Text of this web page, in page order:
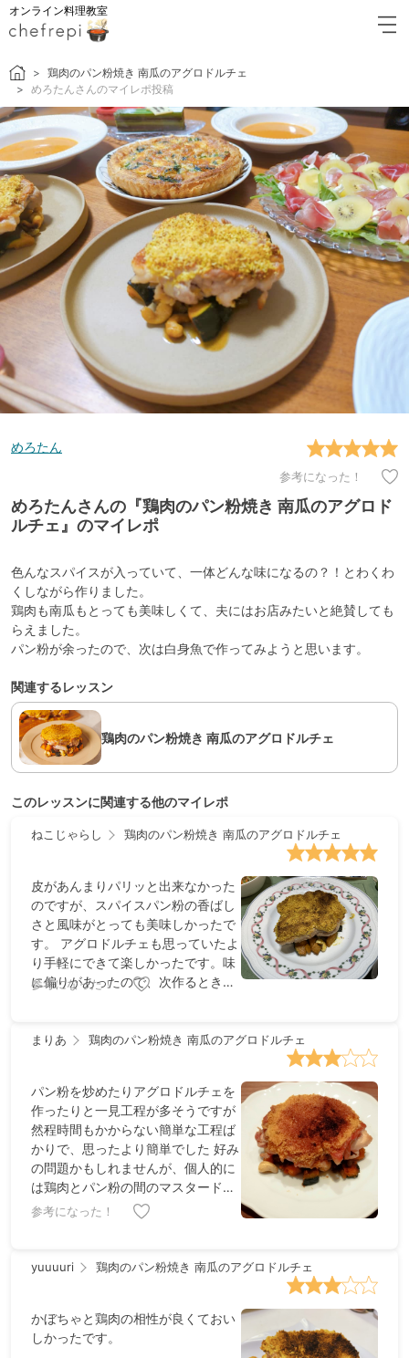
オンライン料理教室
鶏肉のパン粉焼き 南瓜のアグロドルチェ
めろたんさんのマイレポ投稿
めろたん
参考になった！
めろたんさんの『鶏肉のパン粉焼き 南瓜のアグロド
ルチェ』のマイレポ
色んなスパイスが入っていて、一体どんな味になるの？！とわくわ
くしながら作りました。
鶏肉も南瓜もとっても美味しくて、夫にはお店みたいと絶賛しても
らえました。
パン粉が余ったので、次は白身魚で作ってみようと思います。
関連するレッスン
鶏肉のパン粉焼き 南瓜のアグロドルチェ
このレッスンに関連する他のマイレポ
ねこじゃらし 鶏肉のパン粉焼き 南瓜のアグロドルチェ
皮があんまりパリッと出来なかった
のですが、スパイスパン粉の香ばし
さと風味がとっても美味しかったで
す。 アグロドルチェも思っていたよ
り手軽にできて楽しかったです。味
に偏りがあったので、次作るときは
せても美味しかったです。
参考になった！
まりあ 鶏肉のパン粉焼き 南瓜のアグロドルチェ
パン粉を炒めたりアグロドルチェを
作ったりと一見工程が多そうですが
然程時間もかからない簡単な工程ば
かりで、思ったより簡単でした 好み
の問題かもしれませんが、個人的に
は鶏肉とパン粉の間のマスタードは
もっと少なくても良かったかな？と
グロドルチェは美味しかったです
参考になった！
yuuuuri 鶏肉のパン粉焼き 南瓜のアグロドルチェ
かぼちゃと鶏肉の相性が良くておい
しかったです。